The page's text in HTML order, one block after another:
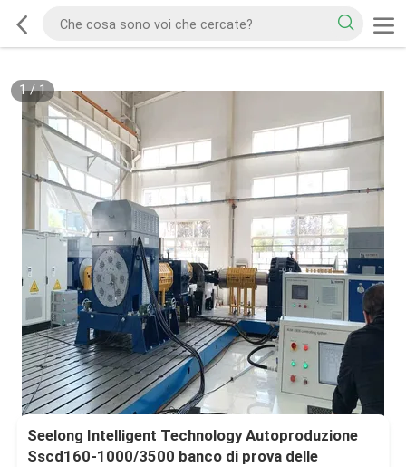
1/1
Seelong Intelligent Technology Autoproduzione
Sscd160-1000/3500 banco di prova delle